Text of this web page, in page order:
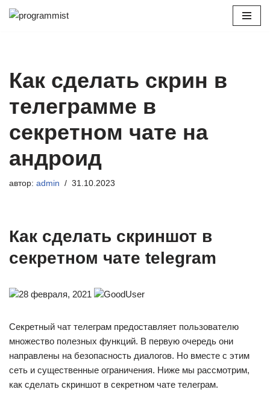
Как сделать скрин в
телеграмме в
секретном чате на
андроид
автор: admin 31.10.2023
Как сделать скриншот в
секретном чате telegram
28 февраля, 2021 GoodUser
Секретный чат телеграм предоставляет пользователю
множество полезных функций. В первую очередь они
направлены на безопасность диалогов. Но вместе с этим
сеть и существенные ограничения. Ниже мы рассмотрим,
как сделать скриншот в секретном чате телеграм.